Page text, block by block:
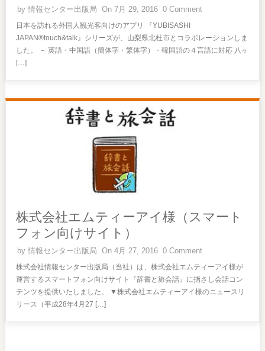
by情報センター出版局 On 7月 29, 2016 0 Comment
日本を訪れる外国人観光客向けのアプリ 『YUBISASHI
JAPAN®touch&talk』シリーズが、山梨県北杜市とコラボレーションしま
した。 － 英語・中国語（簡体字・繁体字）・韓国語の４言語に対応 八ヶ
[…]
株式会社エムティーアイ様（スマート
フォン向けサイト）
by情報センター出版局 On 4月 27, 2016 0 Comment
株式会社情報センター出版局（当社）は、株式会社エムティーアイ様が
運営するスマートフォン向けサイト『辞書と旅会話』に指さし会話コン
テンツを提供いたしました。 ▼株式会社エムティーアイ様のニュースリ
リース（平成28年4月27 […]